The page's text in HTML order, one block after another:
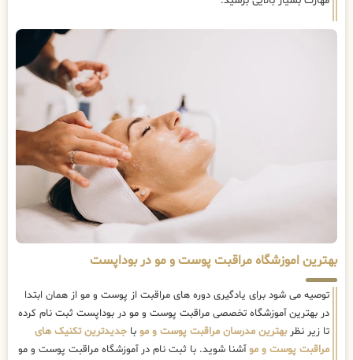
بهترین اموزشگاه مراقبت پوست و مو در بوداپست
توصیه می شود برای یادگیری دوره های مراقبت از پوست و مو از همان ابتدا
در بهترین آموزشگاه تخصصی مراقبت پوست و مو در بوداپست ثبت نام کرده
تا زیر نظربهترین مدرسان مراقبت پوست و مو با جدیدترین تکنیک های
مراقبت پوست و موآشنا شوید. با ثبت نام در آموزشگاه مراقبت پوست و مو